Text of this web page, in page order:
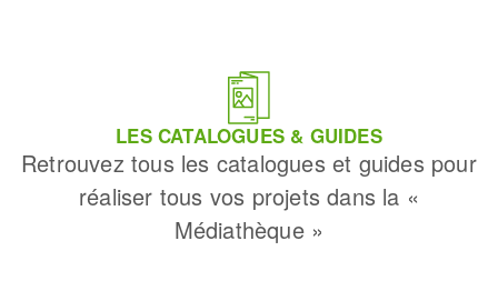
LES CATALOGUES & GUIDES
Retrouvez tous les catalogues et guides pour
réaliser tous vos projets dans la «
Médiathèque »